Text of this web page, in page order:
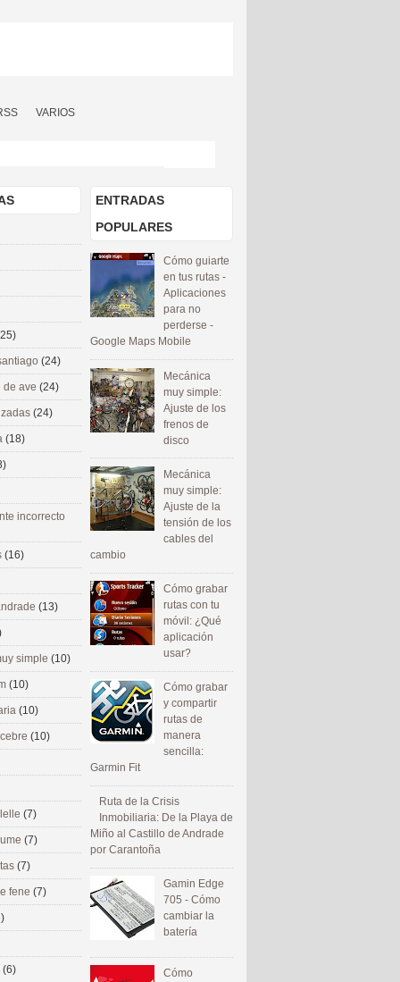
VARIOS
ENTRADAS
POPULARES
Cómo guiarte
en tus rutas -
Aplicaciones
para no
perderse -
Google Maps Mobile
Mecánica
muy simple:
Ajuste de los
frenos de
disco
Mecánica
muy simple:
Ajuste de la
tensión de los
cables del
cambio
Cómo grabar
rutas con tu
móvil: ¿Qué
aplicación
usar?
Cómo grabar
y compartir
rutas de
manera
sencilla:
Garmin Fit
Ruta de la Crisis
Inmobiliaria: De la Playa de
Miño al Castillo de Andrade
por Carantoña
Gamin Edge
705 - Cómo
cambiar la
batería
Cómo
(24)
de ave (24)
(24)
(18)
incorrecto
(16)
(13)
simple (10)
(10)
(10)
(10)
(7)
(7)
(7)
fene (7)
(6)